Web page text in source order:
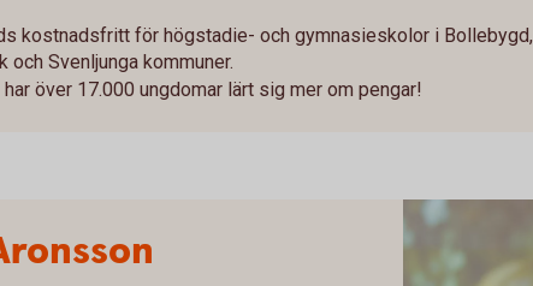
kostnadsfritt för högstadie- och gymnasieskolor i Bollebygd,
och Svenljunga kommuner.
över 17.000 ungdomar lärt sig mer om pengar!